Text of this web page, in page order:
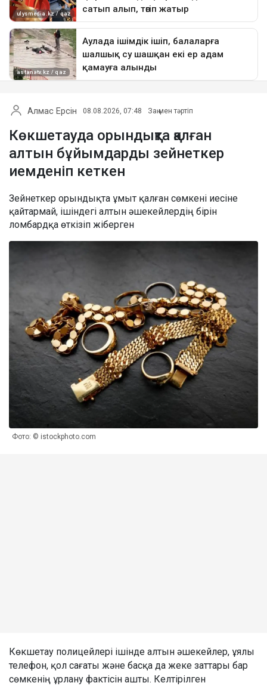
Алмас Ерсін 08.08.2026, 07:48 Заң мен тәртіп
Көкшетауда орындықта қалған
алтын бұйымдарды зейнеткер
иемденіп кеткен
Зейнеткер орындықта ұмыт қалған сөмкені иесіне
қайтармай, ішіндегі алтын әшекейлердің бірін
ломбардқа өткізіп жіберген
Фото: © istockphoto.com
Көкшетау полицейлері ішінде алтын әшекейлер, ұялы
телефон, қол сағаты және басқа да жеке заттары бар
сөмкенің ұрлану фактісін ашты. Келтірілген